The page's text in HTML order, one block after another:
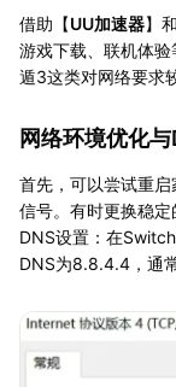
借助【UU加速器】
游戏下载、联机体
遁3这类对网络要求
网络环境优化
首先，可以尝试重
信号。有时更换稳
DNS设置：在
DNS为8.8.4.4，通